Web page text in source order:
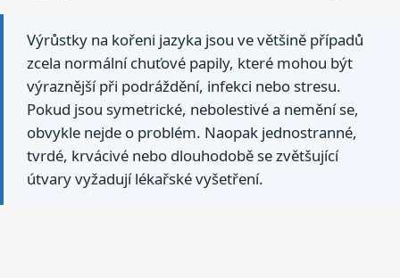
Výrůstky na kořeni jazyka jsou ve většině případů
zcela normální chuťové papily, které mohou být
výraznější při podráždění, infekci nebo stresu.
Pokud jsou symetrické, nebolestivé a nemění se,
obvykle nejde o problém. Naopak jednostranné,
tvrdé, krvácivé nebo dlouhodobě se zvětšující
útvary vyžadují lékařské vyšetření.